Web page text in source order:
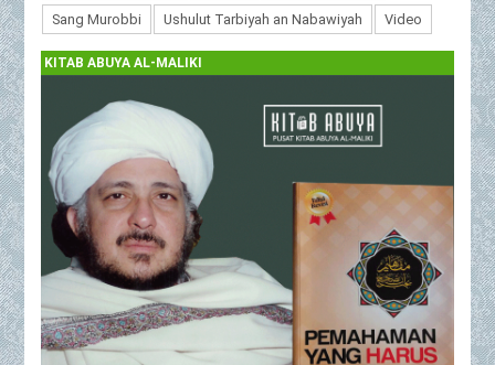
Sang Murobbi Ushulut Tarbiyah an Nabawiyah Video
KITAB ABUYA AL-MALIKI